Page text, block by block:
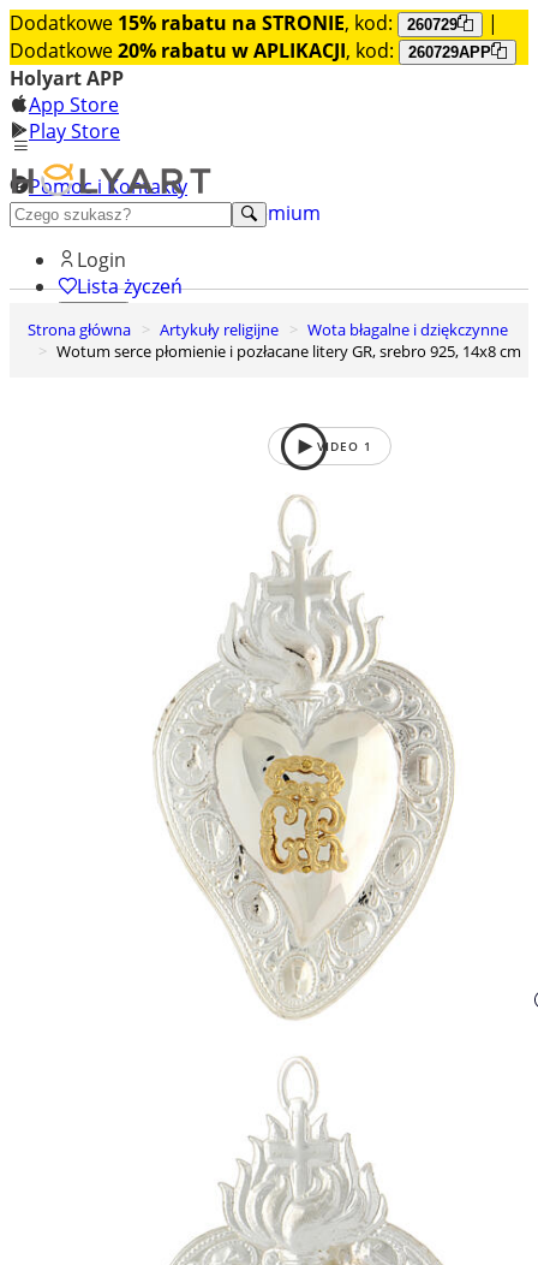
Dodatkowe 15% rabatu na STRONIE, kod: 260729
|
Dodatkowe20% rabatu w APLIKACJI, kod: 260729APP
Holyart APP
App Store
Play Store
Pomoc i Kontakty
+48 222 922 860
Odkryj premium
Login
Lista życzeń
0
Koszyk
Strona główna Artykuły religijne
Wota błagalne i dziękczynne
Wotum serce płomienie i pozłacane litery GR, srebro 925, 14x8 cm
VIDEO 1